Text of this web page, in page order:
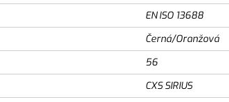
EN ISO 13688
Černá/Oranžová
56
CXS SIRIUS